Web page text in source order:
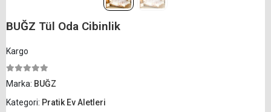
BUĞZ Tül Oda Cibinlik
Kargo
Marka: BUĞZ
Kategori: Pratik Ev Aletleri